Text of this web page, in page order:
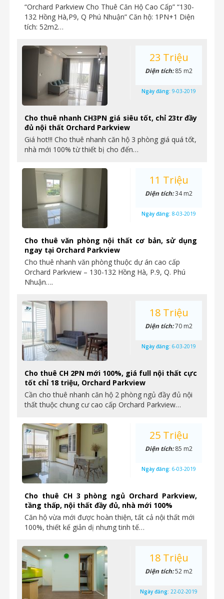
“Orchard Parkview Cho Thuê Căn Hộ Cao Cấp” “130-
132 Hồng Hà,P9, Q Phú Nhuận” Căn hộ: 1PN+1 Diện
tích: 52m2…
Cho thuê nhanh CH3PN giá siêu tốt, chỉ 23tr đầy
đủ nội thất Orchard Parkview
Giá hot!!! Cho thuê nhanh căn hộ 3 phòng giá quá tốt,
nhà mới 100% từ thiết bị cho đến…
23 Triệu
Diện tích:85 m2
Ngày đăng: 9-03-2019
Cho thuê văn phòng nội thất cơ bản, sử dụng
ngay tại Orchard Parkview
Cho thuê nhanh văn phòng thuộc dự án cao cấp
Orchard Parkview – 130-132 Hồng Hà, P.9, Q. Phú
Nhuận….
11 Triệu
Diện tích:34 m2
Ngày đăng: 8-03-2019
Cho thuê CH 2PN mới 100%, giá full nội thất cực
tốt chỉ 18 triệu, Orchard Parkview
Cần cho thuê nhanh căn hộ 2 phòng ngủ đầy đủ nội
thất thuộc chung cư cao cấp Orchard Parkview…
18 Triệu
Diện tích:70 m2
Ngày đăng: 6-03-2019
Cho thuê CH 3 phòng ngủ Orchard Parkview,
tầng thấp, nội thất đầy đủ, nhà mới 100%
Căn hộ vừa mới được hoàn thiện, tất cả nội thất mới
100%, thiết kế giản dị nhưng tinh tế…
25 Triệu
Diện tích:85 m2
Ngày đăng: 6-03-2019
18 Triệu
Diện tích:52 m2
Ngày đăng: 22-02-2019